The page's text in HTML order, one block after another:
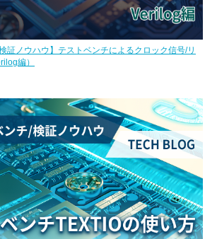
証ノウハウ】テストベンチによるクロック信号/リ
編）